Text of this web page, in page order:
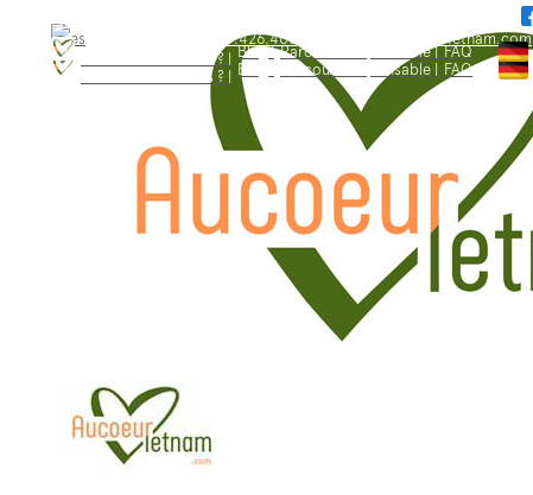
WhatsApp: +84.909.426.406 bonjour@aucoeurvietnam.com
Qui sommes - nous ? | Blog | Parcours responsable | FAQ
WhatsApp: +84.909.426.406
Qui sommes - nous ? | Blog | Parcours responsable | FAQ